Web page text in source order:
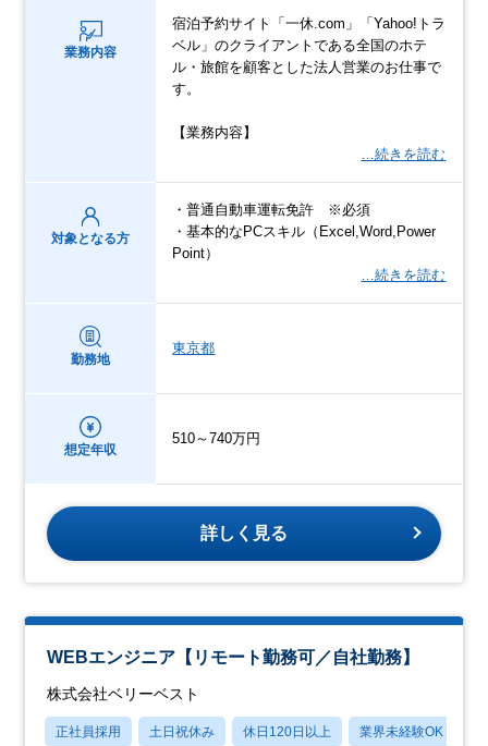
業務内容
宿泊予約サイト「一休.com」「Yahoo!トラ
ベル」のクライアントである全国のホテ
ル・旅館を顧客とした法人営業のお仕事で
す。
【業務内容】
…続きを読む
対象となる方
・普通自動車運転免許 ※必須
・基本的なPCスキル（Excel,Word,Power
Point）
…続きを読む
勤務地
東京都
想定年収
510～740万円
詳しく見る
WEBエンジニア【リモート勤務可／自社勤務】
株式会社ベリーベスト
正社員採用 土日祝休み 休日120日以上 業界未経験OK